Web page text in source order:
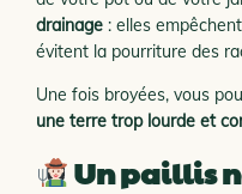
drainage : elles
évitent la pourriture des
Une fois broyées, vous
une terre trop lourde et
Un paillis